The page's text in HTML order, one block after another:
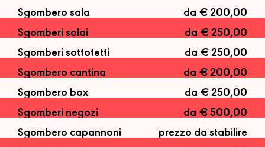
Sgombero sala
da € 200,00
Sgomberi solai
da € 250,00
Sgomberi sottotetti
da € 250,00
Sgombero cantina
da € 200,00
Sgombero box
da € 250,00
Sgomberi negozi
da € 500,00
Sgombero capannoni
prezzo da stabilire